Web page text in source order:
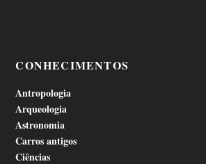
CONHECIMENTOS
Antropologia
Arqueologia
Astronomia
Carros antigos
Ciências